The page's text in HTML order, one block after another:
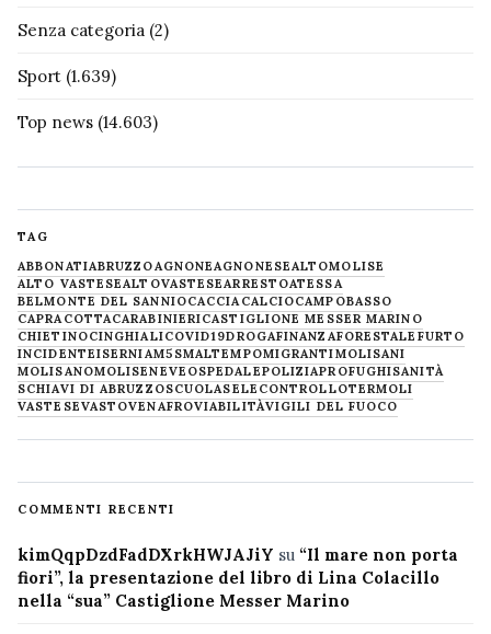
Senza categoria (2)
Sport (1.639)
Top news (14.603)
TAG
ABBONATIABRUZZOAGNONEAGNONESEALTOMOLISE
ALTO VASTESEALTOVASTESEARRESTOATESSA
BELMONTE DEL SANNIOCACCIACALCIOCAMPOBASSO
CAPRACOTTACARABINIERICASTIGLIONE MESSER MARINO
CHIETINOCINGHIALICOVID19DROGAFINANZAFORESTALE FURTO
INCIDENTEISERNIAM5SMALTEMPOMIGRANTIMOLISANI
MOLISANOMOLISENEVE OSPEDALEPOLIZIAPROFUGHISANITÀ
SCHIAVI DI ABRUZZOSCUOLASELECONTROLLOTERMOLI
VASTESEVASTOVENAFROVIABILITÀVIGILI DEL FUOCO
COMMENTI RECENTI
kimQqpDzdFadDXrkHWJAJiY su “Il mare non porta
fiori”, la presentazione del libro di Lina Colacillo
nella “sua” Castiglione Messer Marino